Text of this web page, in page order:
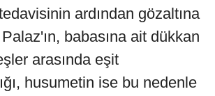
ardından gözaltına
Palaz'ın, babasına ait dükkan
arasında eşit
husumetin ise bu nedenle